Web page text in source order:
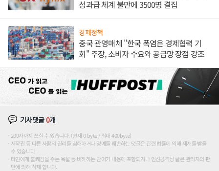
성과급 체계 불만에 3500명 결집
경제정책
중국 관영매체 "한국 폭염은 경제협력 기
회" 주장, 소비자 수요와 공급망 장점 강조
기사댓글0개
200자까지 쓰실 수 있습니다. (현재 0 byte / 최대 400byte)
저작권 등 다른 사람의 권리를 침해하거나 명예를 훼손하는 댓글은 관련 법률에 의해 제재를 받을
수 있습니다.
타인에게 불쾌감을 주는 욕설 등 비하하는 단어가 내용에 포함되거나 인신공격성 글은 관리자의 판
단에 의해 삭제 합니다.